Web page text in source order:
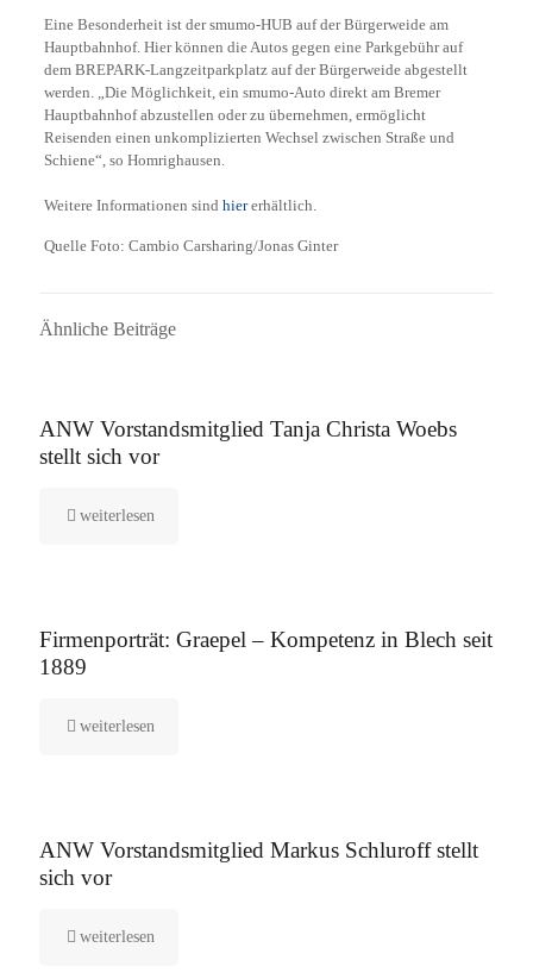
Eine Besonderheit ist der smumo-HUB auf der Bürgerweide am
Hauptbahnhof. Hier können die Autos gegen eine Parkgebühr auf
dem BREPARK-Langzeitparkplatz auf der Bürgerweide abgestellt
werden. „Die Möglichkeit, ein smumo-Auto direkt am Bremer
Hauptbahnhof abzustellen oder zu übernehmen, ermöglicht
Reisenden einen unkomplizierten Wechsel zwischen Straße und
Schiene“, so Homrighausen.
Weitere Informationen sind hiererhältlich.
Quelle Foto: Cambio Carsharing/Jonas Ginter
Ähnliche Beiträge
ANW Vorstandsmitglied Tanja Christa Woebs
stellt sich vor
weiterlesen
Firmenporträt: Graepel – Kompetenz in Blech seit
1889
weiterlesen
ANW Vorstandsmitglied Markus Schluroff stellt
sich vor
weiterlesen